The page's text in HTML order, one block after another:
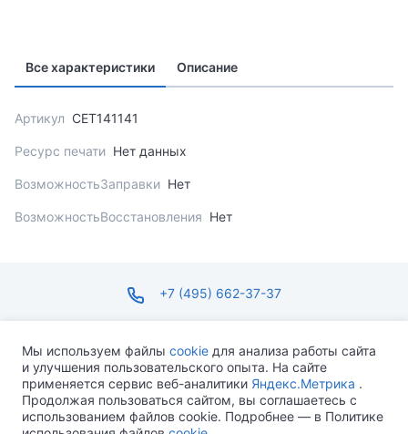
Все характеристики Описание
Артикул CET141141
Ресурс печати Нет данных
ВозможностьЗаправки Нет
ВозможностьВосстановления Нет
+7 (495) 662-37-37
ПН-ПТ С 09:00 ДО 18:00 СБ-ВС ВЫХОДНОЙ
Мы используем файлы cookie для анализа работы сайта
и улучшения пользовательского опыта. На сайте
применяется сервис веб-аналитики Яндекс.Метрика .
Продолжая пользоваться сайтом, вы соглашаетесь с
использованием файлов cookie. Подробнее — в Политике